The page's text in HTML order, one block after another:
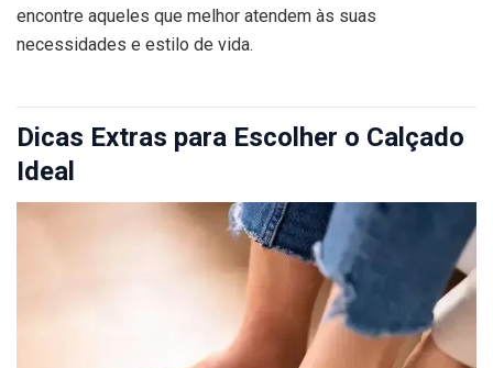
encontre aqueles que melhor atendem às suas
necessidades e estilo de vida.
Dicas Extras para Escolher o Calçado
Ideal